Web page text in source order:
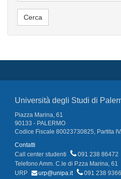
Università degli Studi di
Piazza Marina, 61
90133 - PALERMO
Codice Fiscale 80023730825, Partita
Contatti
Call center studenti
091 238 86472
Telefono Amm. C.le di P.zza Marina, 61
URP
urp@unipa.it
091 238